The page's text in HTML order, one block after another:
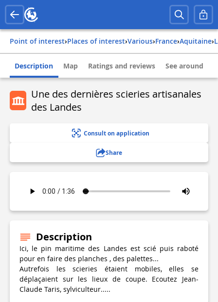
Point of interest› Places of interest› Various› france› aquitaine›
Description Map Ratings and reviews See around
Une des dernières scieries artisanales
des Landes
Consult on application
Share
Description
Ici, le pin maritime des Landes est scié puis raboté
pour en faire des planches , des palettes...
Autrefois les scieries étaient mobiles, elles se
déplaçaient sur les lieux de coupe. Ecoutez Jean-
Claude Taris, sylviculteur.....